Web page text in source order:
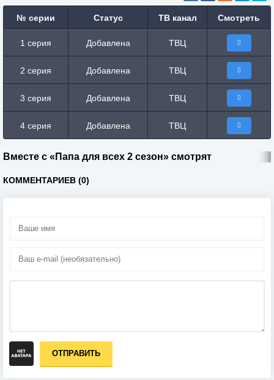
№ серии Статус ТВ канал Смотреть
1 серия Добавлена ТВЦ
2 серия Добавлена ТВЦ
3 серия Добавлена ТВЦ
4 серия Добавлена ТВЦ
Вместе с «Папа для всех 2 сезон» смотрят
КОММЕНТАРИЕВ (0)
ОТПРАВИТЬ